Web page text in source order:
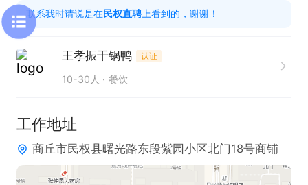
联系我时请说是在民权直聘 上看到的，谢谢！
王孝振干锅鸭 认证
10-30人 餐饮
工作地址
商丘市民权县曙光路东段紫园小区北门18号商铺